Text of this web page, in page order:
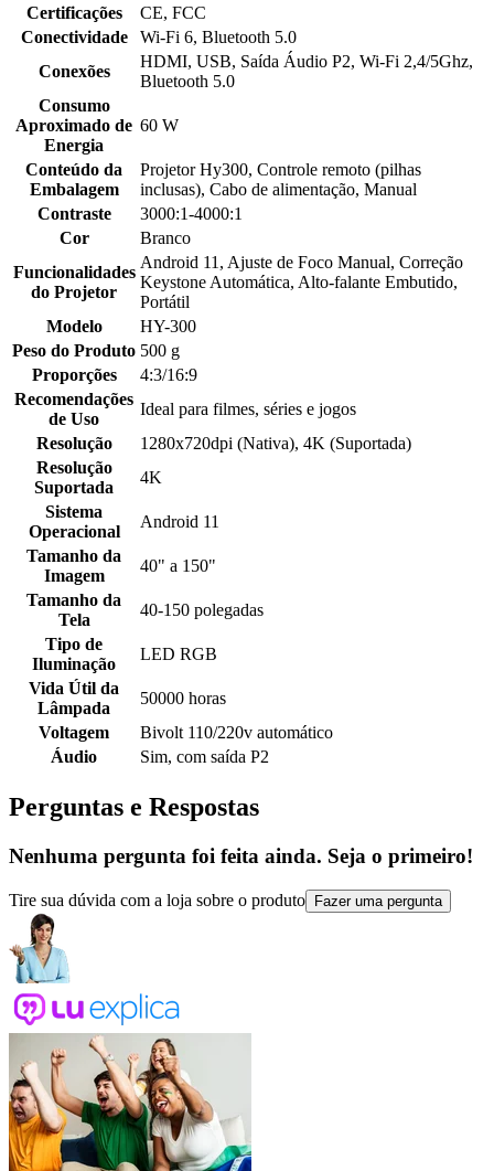
Certificações
CE, FCC
Conectividade
Wi-Fi 6, Bluetooth 5.0
Conexões
HDMI, USB, Saída Áudio P2, Wi-Fi 2,4/5Ghz,
Bluetooth 5.0
Consumo
Aproximado de
Energia
60 W
Conteúdo da
Embalagem
Projetor Hy300, Controle remoto (pilhas
inclusas), Cabo de alimentação, Manual
Contraste
3000:1-4000:1
Cor
Branco
Funcionalidades
do Projetor
Android 11, Ajuste de Foco Manual, Correção
Keystone Automática, Alto-falante Embutido,
Portátil
Modelo
HY-300
Peso do Produto 500 g
Proporções
4:3/16:9
Recomendações
de Uso
Ideal para filmes, séries e jogos
Resolução
1280x720dpi (Nativa), 4K (Suportada)
Resolução
Suportada
4K
Sistema
Operacional
Android 11
Tamanho da
Imagem
40" a 150"
Tamanho da
Tela
40-150 polegadas
Tipo de
Iluminação
LED RGB
Vida Útil da
Lâmpada
50000 horas
Voltagem
Bivolt 110/220v automático
Áudio
Sim, com saída P2
Perguntas e Respostas
Nenhuma pergunta foi feita ainda. Seja o primeiro!
Tire sua dúvida com a loja sobre o produto Fazer uma pergunta